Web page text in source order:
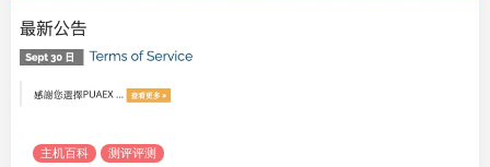
主机百科 测评评测